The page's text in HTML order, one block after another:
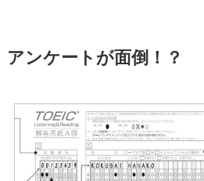
アンケートが面倒！？